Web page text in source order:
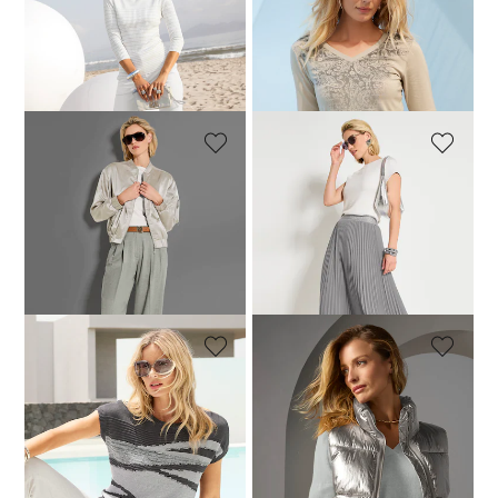
MADELEINE
Pullover mit Glanz-Akzenten
99,95 €
30-Tage-Bestpreis**: 79,95 € (-37%)
MADELEINE
59,95 €99,95 €
MADELEINE
Satinblouson
189,95 €
30-Tage-Bestpreis**: 179,95 €
MADELEINE
Kurzarm-Shirt mit Glanz-Effekt
69,95 €
30-Tage-Bestpreis**: 29,95 €
MADELEINE
89,95 €159,95 €
MADELEINE
49,95 €
139,95 €
30-Tage-Bestpreis**: 129,95 €